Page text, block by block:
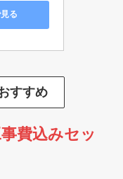
る
すすめ
費込みセッ